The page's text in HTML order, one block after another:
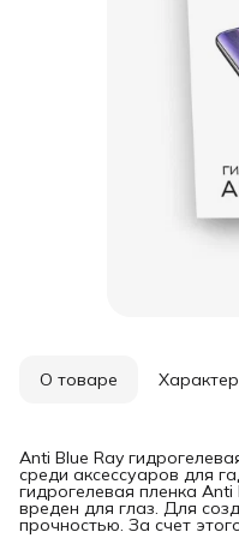
О товаре
Anti Blue Ray
среди аксессуаров для
гидрогелевая пленка
вреден для глаз. Для
прочностью. За счет